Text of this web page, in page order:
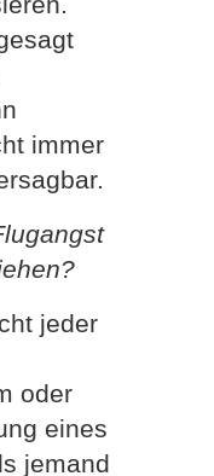
immer
jeder
oder
eines
jemand